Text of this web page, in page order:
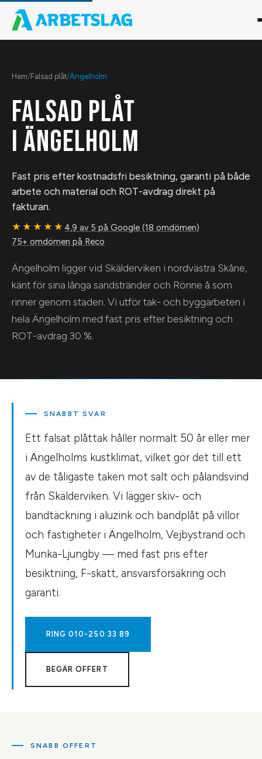
Hem/Falsad plåt/Ängelholm
FALSAD PLÅT
IÄNGELHOLM
Fast pris efter kostnadsfri besiktning, garanti på både
arbete och material och ROT-avdrag direkt på
fakturan.
★★★★★ 4,9 av 5 på Google (18 omdömen)·
75+ omdömen på Reco
Ängelholm ligger vid Skälderviken i nordvästra Skåne,
känt för sina långa sandstränder och Rönne å som
rinner genom staden. Vi utför tak- och byggarbeten i
hela Ängelholm med fast pris efter besiktning och
ROT-avdrag 30 %.
SNABBT SVAR
Ett falsat plåttak håller normalt 50 år eller mer
i Ängelholms kustklimat, vilket gör det till ett
av de tåligaste taken mot salt och pålandsvind
från Skälderviken. Vi lägger skiv- och
bandtäckning i aluzink och bandplåt på villor
och fastigheter i Ängelholm, Vejbystrand och
Munka-Ljungby — med fast pris efter
besiktning, F-skatt, ansvarsförsäkring och
garanti.
RING010-250 33 89
BEGÄR OFFERT
SNABB OFFERT